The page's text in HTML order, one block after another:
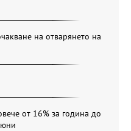
на отварянето на
от 16% за година до